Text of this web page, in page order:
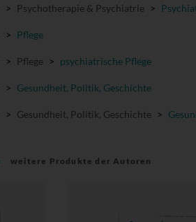
> Psychotherapie & Psychiatrie >
> Pflege
> Pflege > psychiatrische Pflege
> Gesundheit, Politik, Geschichte
> Gesundheit, Politik, Geschichte >
weitere Produkte der Autoren